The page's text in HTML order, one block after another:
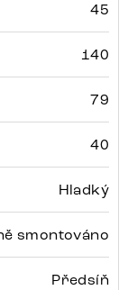
45
140
79
40
Hladký
smontováno
Předsíň